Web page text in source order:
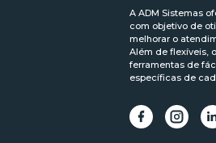
A ADM Sistemas
com objetivo de
melhorar o
Além de flexíveis,
ferramentas de
específicas de